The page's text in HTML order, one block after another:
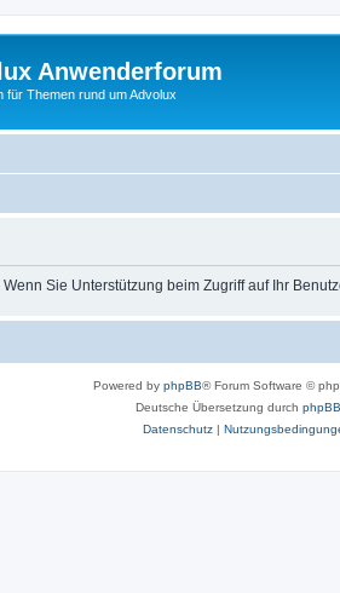
Anwenderforum
für Themen rund um Advolux
Sie Unterstützung beim Zugriff auf Ihr
Powered by phpBB® Forum Software ©
Deutsche Übersetzung durch
Datenschutz|